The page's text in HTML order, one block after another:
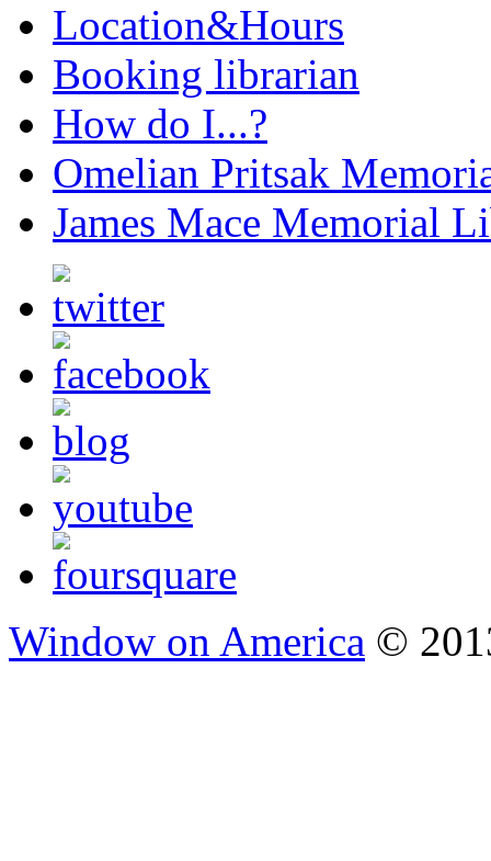
Location&Hours
Booking librarian
How do I...?
Omelian Pritsak
James Mace Memorial
Window on America ©